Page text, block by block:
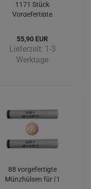
1171 Stück
Vorgefertigte
55,90 EUR
Lieferzeit: 1-3
Werktage
88 vorgefertigte
Münzhülsen für (1